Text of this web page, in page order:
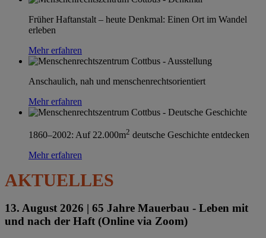
Früher Haftanstalt – heute Denkmal: Einen Ort im Wandel
erleben
Mehr erfahren
Anschaulich, nah und menschenrechtsorientiert
Mehr erfahren
1860–2002: Auf 22.000m2 deutsche Geschichte entdecken
Mehr erfahren
AKTUELLES
13. August 2026 | 65 Jahre Mauerbau - Leben mit
und nach der Haft (Online via Zoom)